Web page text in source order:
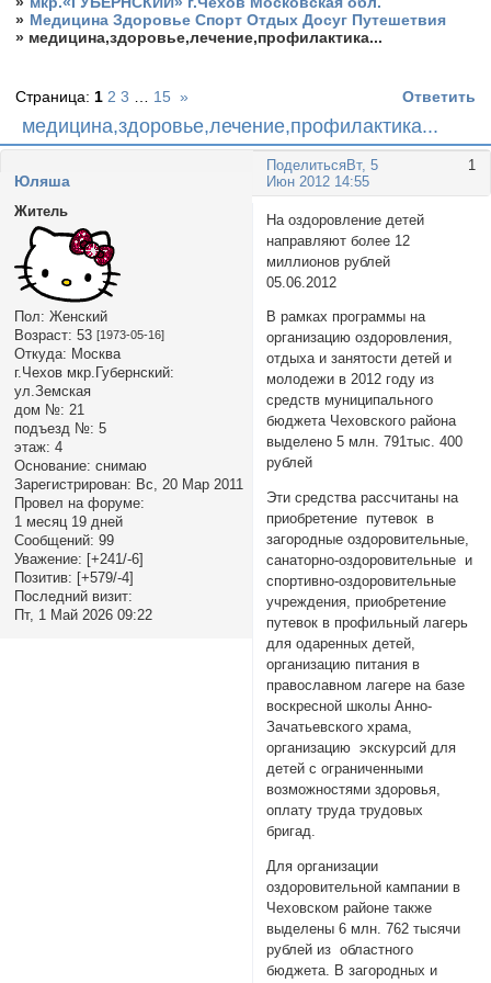
» Медицина Здоровье Спорт Отдых Досуг Путешетвия
» медицина,здоровье,лечение,профилактика...
медицина,здоровье,лечение,профилактика...
Страница: 1 2 3 15 » Ответить
Поделиться 1
Вт, 5
Июн 2012 14:55
Юляша
Житель
Пол: Женский
Возраст: 53 [1973-05-16]
Откуда: Москва
г.Чехов мкр.Губернский:
ул.Земская
дом №: 21
подъезд №: 5
этаж: 4
Основание: снимаю
Зарегистрирован: Вс, 20 Мар 2011
Провел на форуме:
1 месяц 19 дней
Сообщений: 99
Уважение: [+241/-6]
Позитив: [+579/-4]
Последний визит:
Пт, 1 Май 2026 09:22
На оздоровление детей
направляют более 12
миллионов рублей
05.06.2012
В рамках программы на
организацию оздоровления,
отдыха и занятости детей и
молодежи в 2012 году из
средств муниципального
бюджета Чеховского района
выделено 5 млн. 791тыс. 400
рублей
Эти средства рассчитаны на
приобретение путевок в
загородные оздоровительные,
санаторно-оздоровительные и
спортивно-оздоровительные
учреждения, приобретение
путевок в профильный лагерь
для одаренных детей,
организацию питания в
православном лагере на базе
воскресной школы Анно-
Зачатьевского храма,
организацию экскурсий для
детей с ограниченными
возможностями здоровья,
оплату труда трудовых
бригад.
Для организации
оздоровительной кампании в
Чеховском районе также
выделены 6 млн. 762 тысячи
рублей из областного
бюджета. В загородных и